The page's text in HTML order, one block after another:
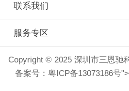
联系我们
服务专区
Copyright © 2025 深圳市三恩驰
备案号： 粤ICP备13073186号">